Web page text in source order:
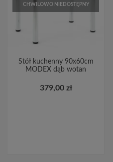
CHWILOWO NIEDOSTĘPNY
Stół kuchenny 90x60cm
MODEX dąb wotan
379,00 zł